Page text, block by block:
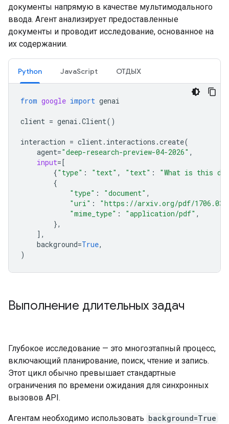
документы напрямую в качестве мультимодального
ввода. Агент анализирует предоставленные
документы и проводит исследование, основанное на
их содержании.
Python JavaScript ОТДЫХ
from google import genai
client = genai .Client()
interaction = client. interactions .create(
agent="deep-research-preview-04-2026" ,
input=[
{"type" : "text" , "text" :
"What is this
{
"type" : "document" ,
"uri" :
"https://arxiv.org/pdf/
"mime_type" : "application/pdf" ,
},
],
background=True,
)
Выполнение длительных задач
Глубокое исследование — это многоэтапный процесс,
включающий планирование, поиск, чтение и запись.
Этот цикл обычно превышает стандартные
ограничения по времени ожидания для синхронных
вызовов API.
Агентам необходимо использовать background=True